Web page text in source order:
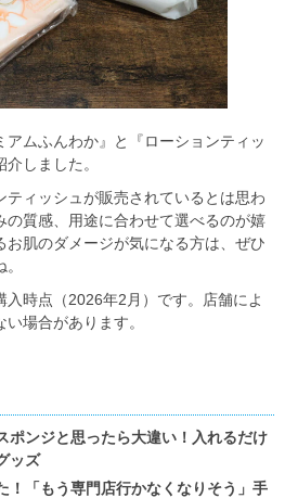
ムふんわか』と『ローションティッ
しました。
ティッシュが販売されているとは思わ
の質感、用途に合わせて選べるのが嬉
お肌のダメージが気になる方は、ぜひ
時点（2026年2月）です。店舗によ
場合があります。
ンジと思ったら大違い！入れるだけ
ッズ
！「もう専門店行かなくなりそう」手